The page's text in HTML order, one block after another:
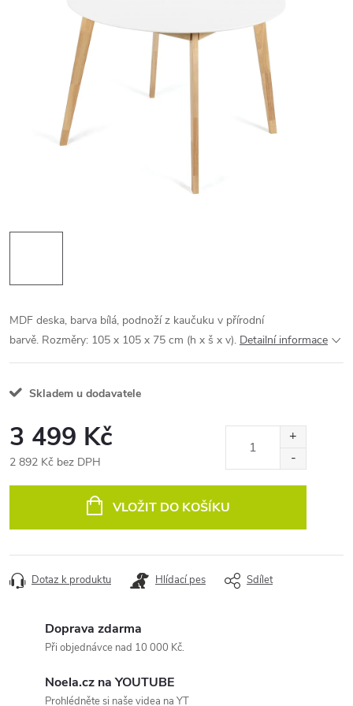
MDF deska, barva bílá, podnoží z kaučuku v přírodní
barvě. Rozměry: 105 x 105 x 75 cm (h x š x v). Detailní informace
Skladem u dodavatele
3 499 Kč
2 892 Kč bez DPH
VLOŽIT DO KOŠÍKU
Dotaz k produktu Hlídací pes Sdílet
Doprava zdarma
Při objednávce nad 10 000 Kč.
Noela.cz na YOUTUBE
Prohlédněte si naše videa na YT